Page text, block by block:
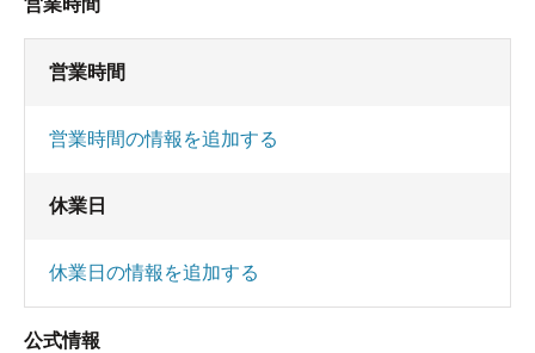
営業時間
営業時間
営業時間の情報を追加する
休業日
休業日の情報を追加する
公式情報